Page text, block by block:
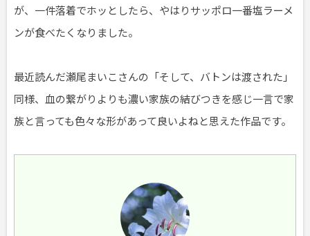
が、一件落着でホッとしたら、やはりサッポロ一番塩ラーメ
ンが食べたくなりました。
最近読んだ瀬尾まいこさんの「そして、バトンは渡された」
同様、血の繋がりよりも濃い家族の結びつきを感じ一言で家
族と言っても色々な形があって良いよねと思えた作品です。